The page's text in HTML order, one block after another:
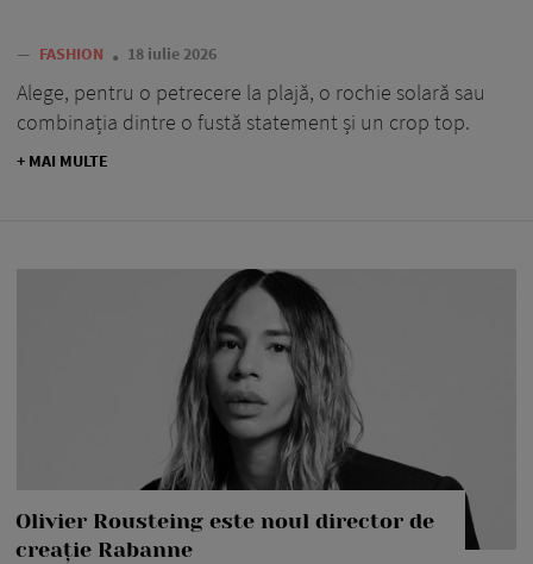
— FASHION 18 iulie 2026
Alege, pentru o petrecere la plajă, o rochie solară sau
combinația dintre o fustă statement și un crop top.
+ MAI MULTE
Olivier Rousteing este noul director de
creație Rabanne